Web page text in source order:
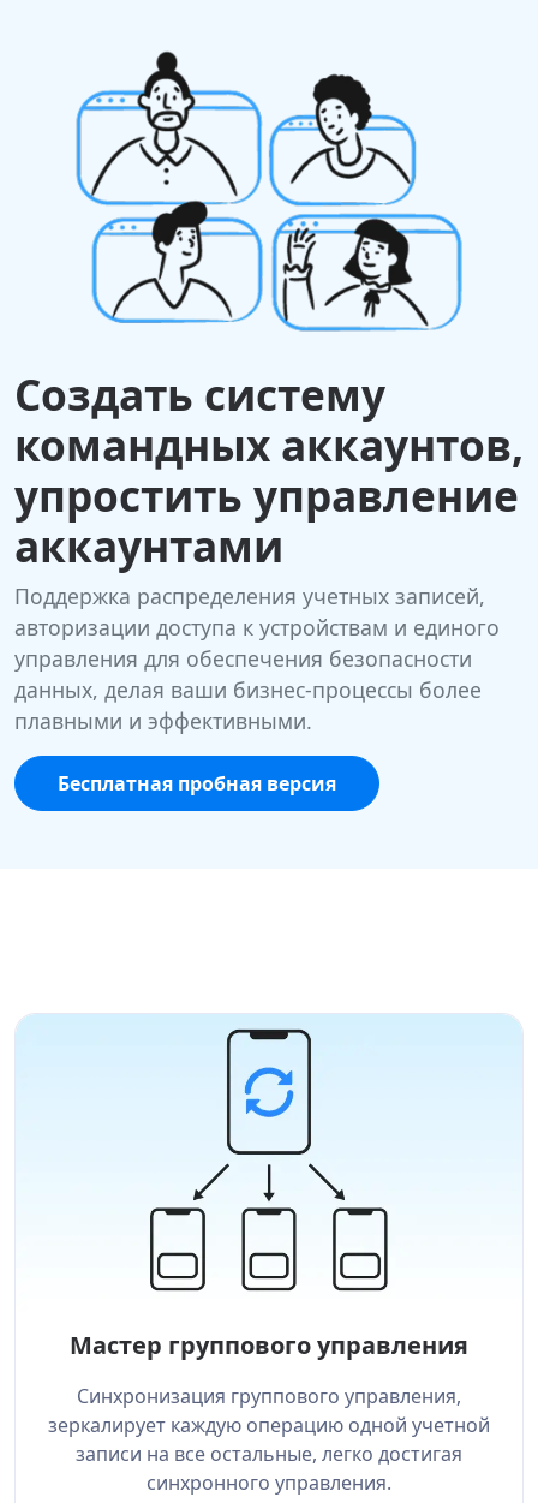
Создать систему
командных аккаунтов,
упростить управление
аккаунтами
Поддержка распределения учетных записей,
авторизации доступа к устройствам и единого
управления для обеспечения безопасности
данных, делая ваши бизнес-процессы более
плавными и эффективными.
Бесплатная пробная версия
Мастер группового управления
Синхронизация группового управления,
зеркалирует каждую операцию одной учетной
записи на все остальные, легко достигая
синхронного управления.